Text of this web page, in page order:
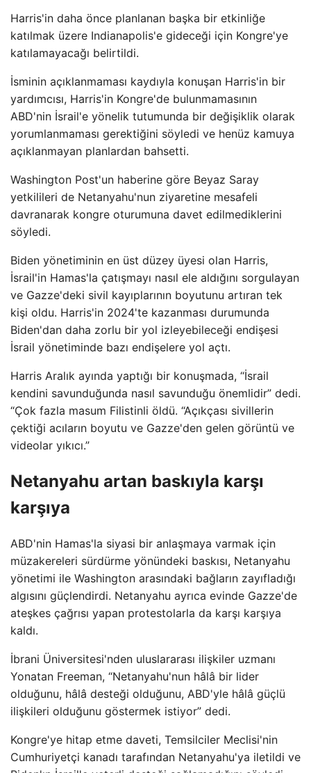
Harris'in daha önce planlanan başka bir etkinliğe
katılmak üzere Indianapolis'e gideceği için Kongre'ye
katılamayacağı belirtildi.
İsminin açıklanmaması kaydıyla konuşan Harris'in bir
yardımcısı, Harris'in Kongre'de bulunmamasının
ABD'nin İsrail'e yönelik tutumunda bir değişiklik olarak
yorumlanmaması gerektiğini söyledi ve henüz kamuya
açıklanmayan planlardan bahsetti.
Washington Post'un haberine göre Beyaz Saray
yetkilileri de Netanyahu'nun ziyaretine mesafeli
davranarak kongre oturumuna davet edilmediklerini
söyledi.
Biden yönetiminin en üst düzey üyesi olan Harris,
İsrail'in Hamas'la çatışmayı nasıl ele aldığını sorgulayan
ve Gazze'deki sivil kayıplarının boyutunu artıran tek
kişi oldu. Harris'in 2024'te kazanması durumunda
Biden'dan daha zorlu bir yol izleyebileceği endişesi
İsrail yönetiminde bazı endişelere yol açtı.
Harris Aralık ayında yaptığı bir konuşmada, “İsrail
kendini savunduğunda nasıl savunduğu önemlidir” dedi.
“Çok fazla masum Filistinli öldü. “Açıkçası sivillerin
çektiği acıların boyutu ve Gazze'den gelen görüntü ve
videolar yıkıcı.”
Netanyahu artan baskıyla karşı
karşıya
ABD'nin Hamas'la siyasi bir anlaşmaya varmak için
müzakereleri sürdürme yönündeki baskısı, Netanyahu
yönetimi ile Washington arasındaki bağların zayıfladığı
algısını güçlendirdi. Netanyahu ayrıca evinde Gazze'de
ateşkes çağrısı yapan protestolarla da karşı karşıya
kaldı.
İbrani Üniversitesi'nden uluslararası ilişkiler uzmanı
Yonatan Freeman, “Netanyahu'nun hâlâ bir lider
olduğunu, hâlâ desteği olduğunu, ABD'yle hâlâ güçlü
ilişkileri olduğunu göstermek istiyor” dedi.
Kongre'ye hitap etme daveti, Temsilciler Meclisi'nin
Cumhuriyetçi kanadı tarafından Netanyahu'ya iletildi ve